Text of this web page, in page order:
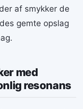
af smykker de
gemte opslag
med
resonans